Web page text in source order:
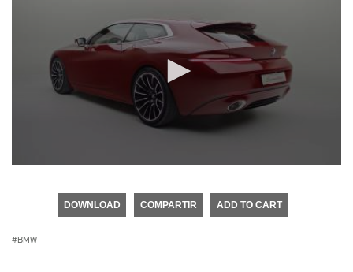
seconds
DOWNLOAD COMPARTIR ADD TO CART
BMW